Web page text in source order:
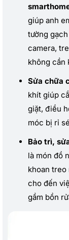
giúp anh
tường
camera,
không cần
Sửa chữa
khít giúp
giặt, điều
móc bị rỉ
Bảo trì,
là món đồ
khoan treo
cho đến
gầm bồn